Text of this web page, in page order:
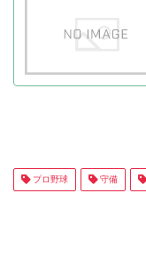
プロ野球 守備